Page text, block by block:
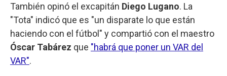
También opinó el excapitán Diego Lugano. La
"Tota" indicó que es "un disparate lo que están
haciendo con el fútbol" y compartió con el maestro
Óscar Tabárez que "habrá que poner un VAR del
VAR".